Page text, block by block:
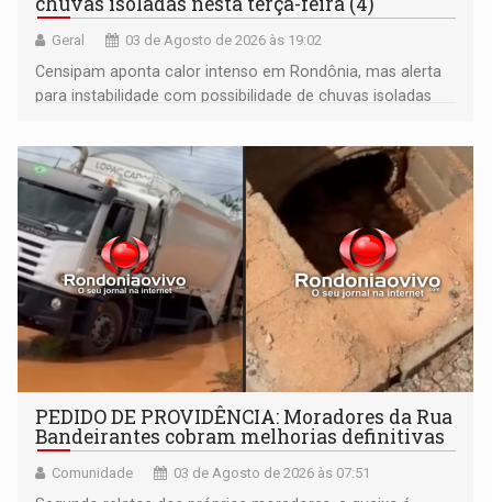
Geral 03 de Agosto de 2026 às 19:02
Censipam aponta calor intenso em Rondônia, mas alerta
para instabilidade com possibilidade de chuvas isoladas
PEDIDO DE PROVIDÊNCIA: Moradores da Rua
Bandeirantes cobram melhorias definitivas
Comunidade 03 de Agosto de 2026 às 07:51